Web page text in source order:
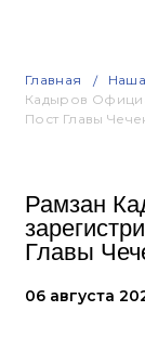
Главная
Кадыров
Пост Главы
Рамзан
Главы
06 августа